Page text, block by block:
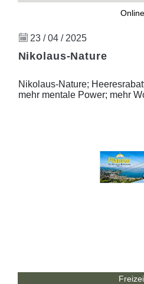
Online
23 / 04 / 2025
Nikolaus-Nature
Nikolaus-Nature;
mehr mentale Power; mehr